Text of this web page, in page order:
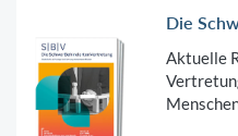
Die
Aktuelle